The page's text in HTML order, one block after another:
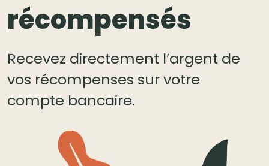
récompensés
Recevez directement l’argent de
vos récompenses sur votre
compte bancaire.